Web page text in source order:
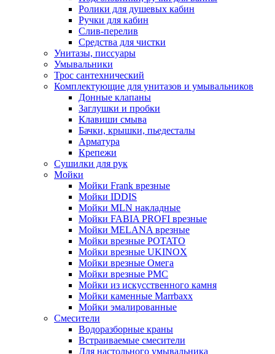
Ролики для душевых кабин
Ручки для кабин
Слив-перелив
Средства для чистки
Унитазы, писсуары
Умывальники
Трос сантехнический
Комплектующие для унитазов и умывальников
Донные клапаны
Заглушки и пробки
Клавиши смыва
Бачки, крышки, пьедесталы
Арматура
Крепежи
Сушилки для рук
Мойки
Мойки Frank врезные
Мойки IDDIS
Мойки MLN накладные
Мойки FABIA PROFI врезные
Мойки MELANA врезные
Мойки врезные POTATO
Мойки врезные UKINOX
Мойки врезные Омега
Мойки врезные РМС
Мойки из искусственного камня
Мойки каменные Marrbaxx
Мойки эмалированные
Смесители
Водоразборные краны
Встраиваемые смесители
Для настольного умывальника